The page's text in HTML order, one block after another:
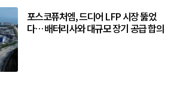
포스코퓨처엠, 드디어 LFP 시장 뚫었
다… 배터리사와 대규모 장기 공급 합의